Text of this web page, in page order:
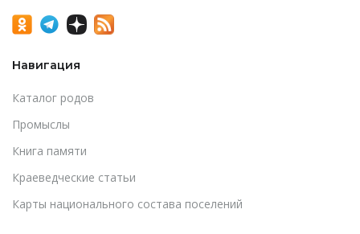
Навигация
Каталог родов
Промыслы
Книга памяти
Краеведческие статьи
Карты национального состава поселений